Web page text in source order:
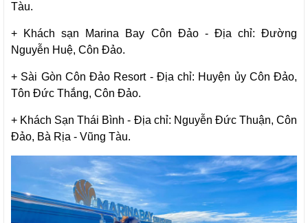
Tàu.
+ Khách sạn Marina Bay Côn Đảo - Địa chỉ: Đường
Nguyễn Huệ, Côn Đảo.
+ Sài Gòn Côn Đảo Resort - Địa chỉ: Huyện ủy Côn Đảo,
Tôn Đức Thắng, Côn Đảo.
+ Khách Sạn Thái Bình - Địa chỉ: Nguyễn Đức Thuận, Côn
Đảo, Bà Rịa - Vũng Tàu.